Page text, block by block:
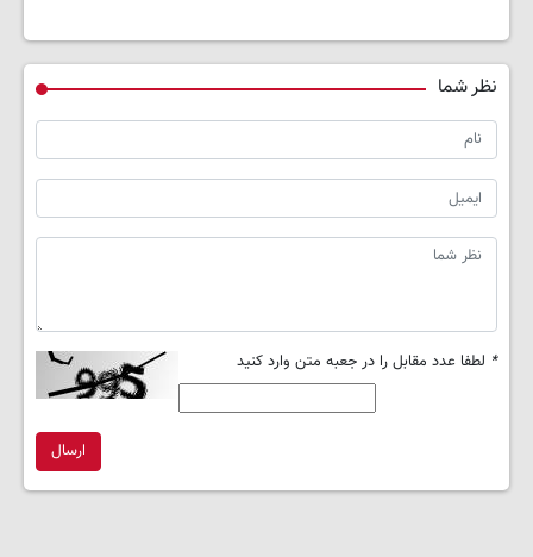
نظر شما
* لطفا عدد مقابل را در جعبه متن وارد کنید
ارسال